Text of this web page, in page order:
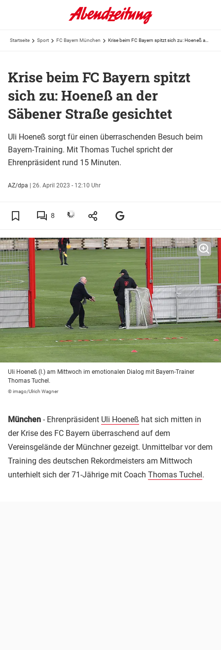
Startseite Sport FC Bayern München
Krise beim FC Bayern spitzt
sich zu: Hoeneß an der
Säbener Straße gesichtet
Uli Hoeneß sorgt für einen überraschenden Besuch beim
Bayern-Training. Mit Thomas Tuchel spricht der
Ehrenpräsident rund 15 Minuten.
AZ/dpa | 26. April 2023 - 12:10 Uhr
8
Uli Hoeneß (l.) am Mittwoch im emotionalen Dialog mit Bayern-Trainer
Thomas Tuchel.
© imago/Ulrich Wagner
München - Ehrenpräsident Uli Hoeneß hat sich mitten in
der Krise des FC Bayern überraschend auf dem
Vereinsgelände der Münchner gezeigt. Unmittelbar vor dem
Training des deutschen Rekordmeisters am Mittwoch
unterhielt sich der 71-Jährige mit Coach Thomas Tuchel.